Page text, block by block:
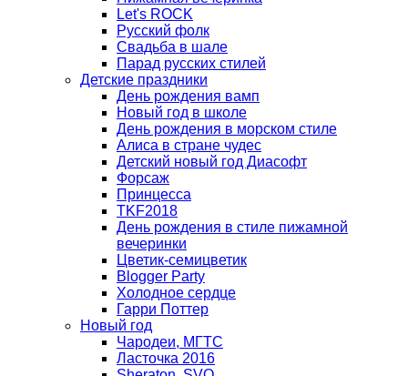
Let's ROCK
Русский фолк
Свадьба в шале
Парад русских стилей
Детские праздники
День рождения вамп
Новый год в школе
День рождения в морском стиле
Алиса в стране чудес
Детский новый год Диасофт
Форсаж
Принцесса
TKF2018
День рождения в стиле пижамной
вечеринки
Цветик-семицветик
Blogger Party
Холодное сердце
Гарри Поттер
Новый год
Чародеи, МГТС
Ласточка 2016